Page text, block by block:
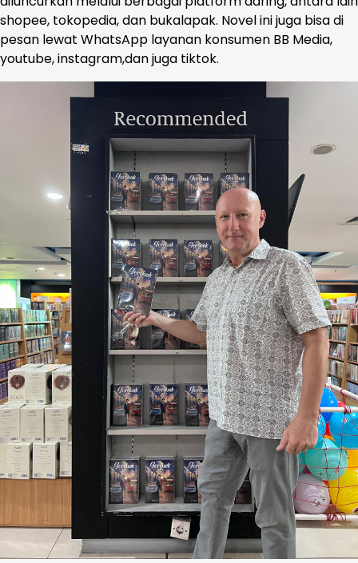
shopee, tokopedia, dan bukalapak. Novel ini juga bisa di
pesan lewat WhatsApp layanan konsumen BB Media,
youtube, instagram,dan juga tiktok.